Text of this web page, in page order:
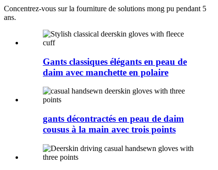
Concentrez-vous sur la fourniture de solutions mong pu pendant 5
ans.
Gants classiques élégants en peau de
daim avec manchette en polaire
gants décontractés en peau de daim
cousus à la main avec trois points